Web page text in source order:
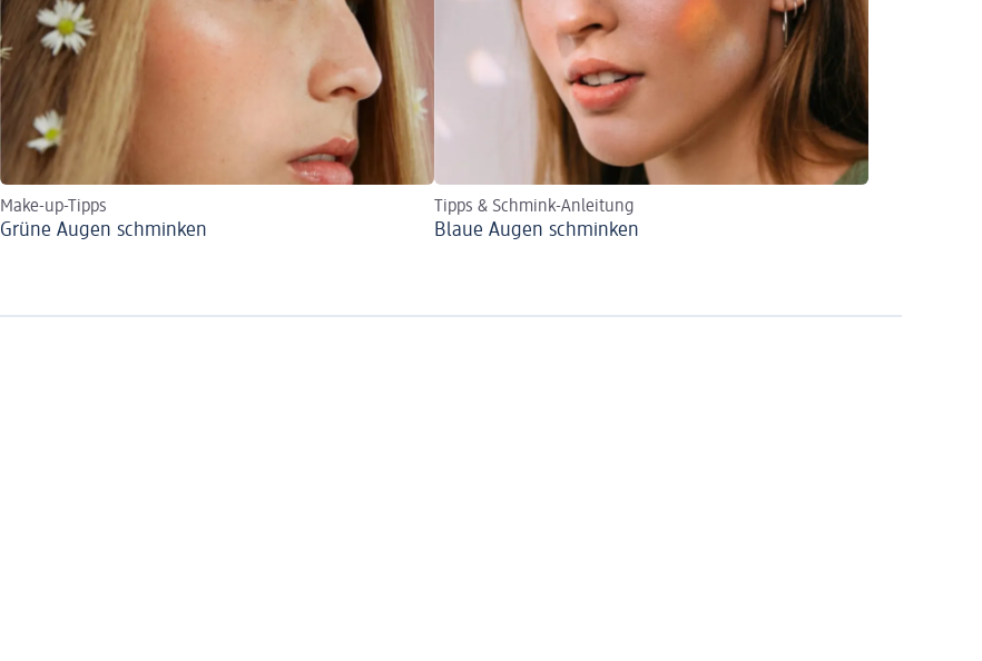
Make-up-Tipps
Grüne Augen schminken
Tipps & Schmink-Anleitung
Blaue Augen schminken